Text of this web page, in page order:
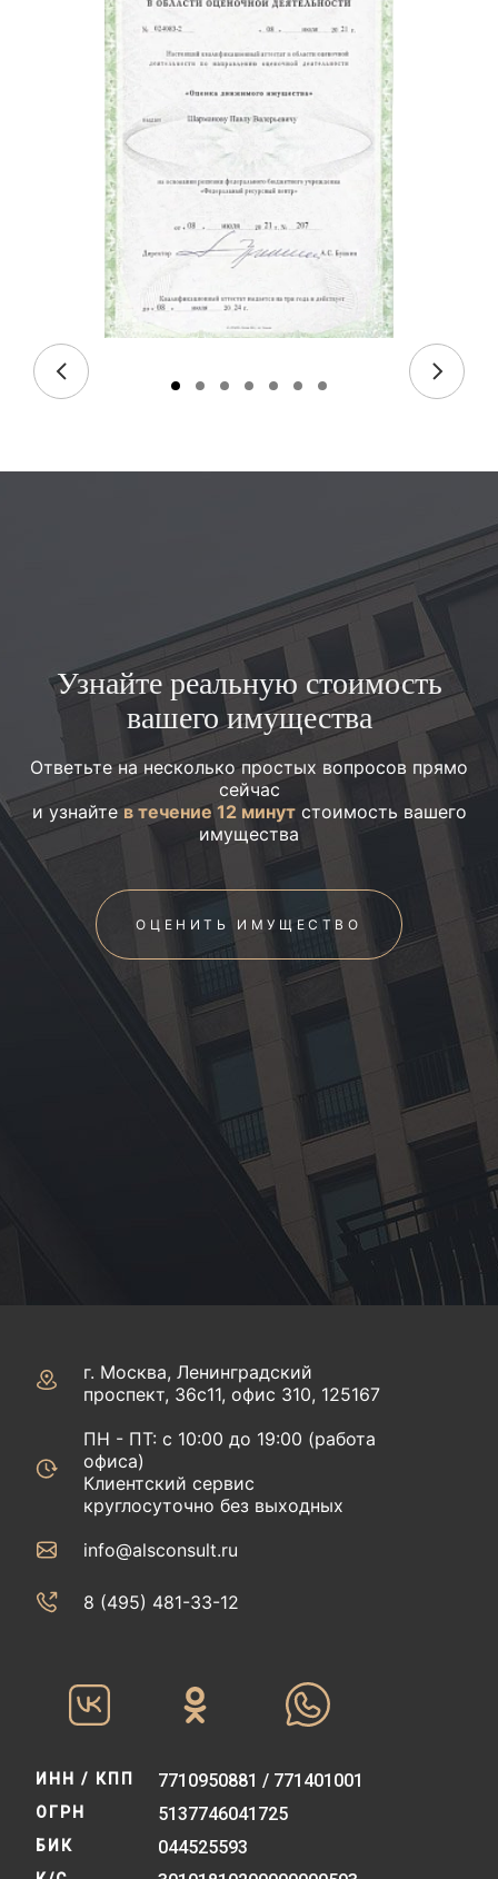
Узнайте реальную стоимость
вашего имущества
Ответьте на несколько простых вопросов прямо
сейчас
и узнайтев течение 12 минутстоимость вашего
имущества
ОЦЕНИТЬ ИМУЩЕСТВО
г. Москва, Ленинградский
проспект, 36с11, офис 310, 125167
ПН - ПТ: с 10:00 до 19:00 (работа
офиса)
Клиентский сервис
круглосуточно без выходных
info@alsconsult.ru
8 (495) 481-33-12‬‬
ИНН / КПП 7710950881 / 771401001
ОГРН 5137746041725
БИК 044525593